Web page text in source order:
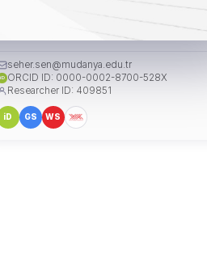
seher.sen@mudanya.edu.tr
iD ORCID ID: 0000-0002-8700-528X
Researcher ID: 409851
iD GS WS